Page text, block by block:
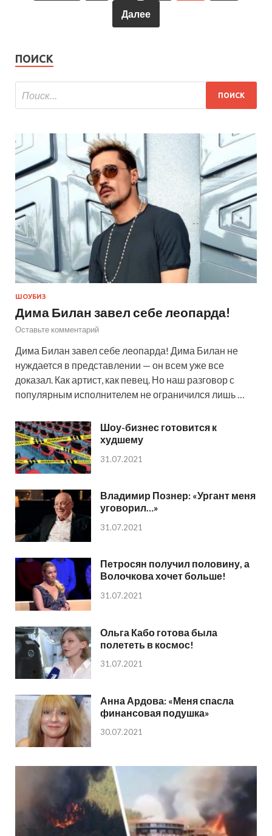
Далее
ПОИСК
ШОУБИЗ
Дима Билан завел себе леопарда!
Оставьте комментарий
Дима Билан завел себе леопарда! Дима Билан не
нуждается в представлении — он всем уже все
доказал. Как артист, как певец. Но наш разговор с
популярным исполнителем не ограничился лишь …
Шоу-бизнес готовится к
худшему
31.07.2021
Владимир Познер: «Ургант меня
уговорил…»
31.07.2021
Петросян получил половину, а
Волочкова хочет больше!
31.07.2021
Ольга Кабо готова была
полететь в космос!
31.07.2021
Анна Ардова: «Меня спасла
финансовая подушка»
30.07.2021